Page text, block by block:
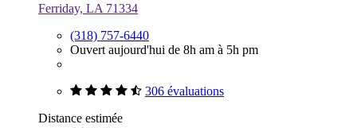
Ferriday, LA 71334
(318) 757-6440
Ouvert aujourd'hui de 8h am à 5h pm
306 évaluations
Distance estimée